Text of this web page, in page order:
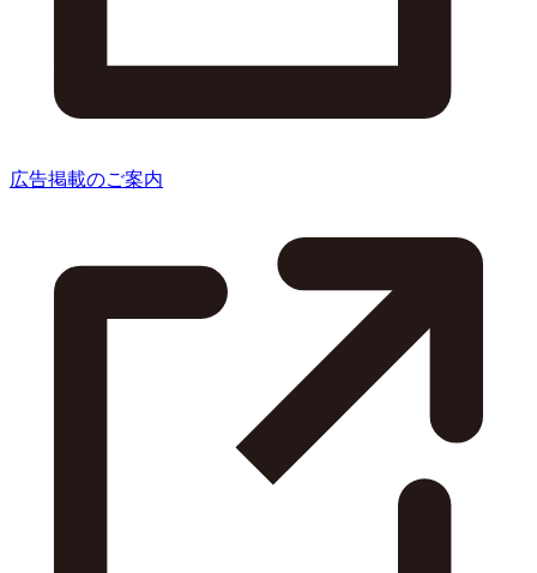
広告掲載のご案内